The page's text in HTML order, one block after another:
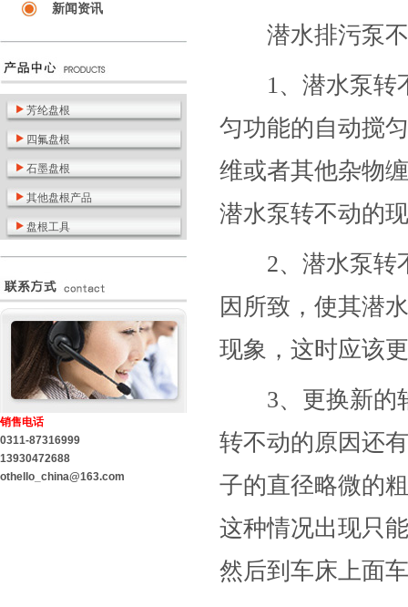
新闻资讯
芳纶盘根
四氟盘根
石墨盘根
其他盘根产品
盘根工具
销售电话
0311-87316999
13930472688
othello_china@163.com
潜水排污泵
1、潜水泵转不
匀功能的自动搅
维或者其他杂物
潜水泵转不动的
2、潜水泵转不
因所致，使其潜
现象，这时应该
3、更换新的轴
转不动的原因还
子的直径略微的
这种情况出现只
然后到车床上面